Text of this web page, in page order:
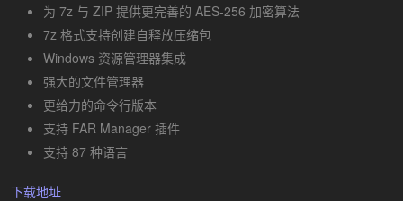
为 7z 与 ZIP 提供更完善的 AES-256 加密算法
7z 格式支持创建自释放压缩包
Windows 资源管理器集成
强大的文件管理器
更给力的命令行版本
支持 FAR Manager 插件
支持 87 种语言
下载地址